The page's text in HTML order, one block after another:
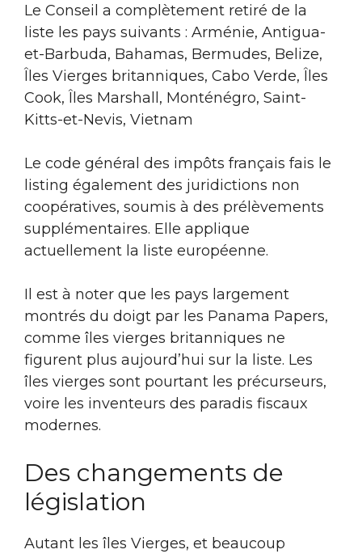
Le Conseil a complètement retiré de la
liste les pays suivants : Arménie, Antigua-
et-Barbuda, Bahamas, Bermudes, Belize,
Îles Vierges britanniques, Cabo Verde, Îles
Cook, Îles Marshall, Monténégro, Saint-
Kitts-et-Nevis, Vietnam
Le code général des impôts français fais le
listing également des juridictions non
coopératives, soumis à des prélèvements
supplémentaires. Elle applique
actuellement la liste européenne.
Il est à noter que les pays largement
montrés du doigt par les Panama Papers,
comme îles vierges britanniques ne
figurent plus aujourd’hui sur la liste. Les
îles vierges sont pourtant les précurseurs,
voire les inventeurs des paradis fiscaux
modernes.
Des changements de
législation
Autant les îles Vierges, et beaucoup